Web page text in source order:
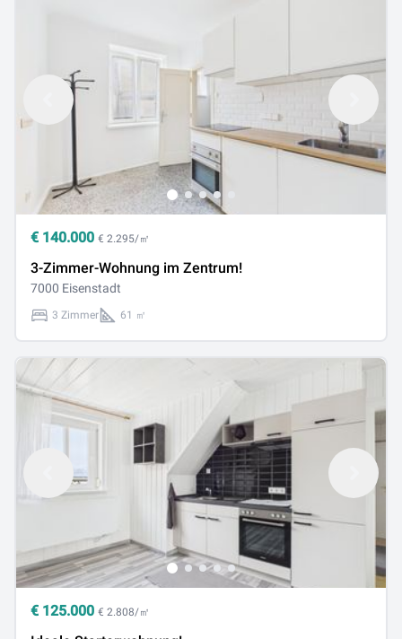
€ 140.000 € 2.295/㎡
3-Zimmer-Wohnung im Zentrum!
7000 Eisenstadt
3 Zimmer 61 ㎡
€ 125.000 € 2.808/㎡